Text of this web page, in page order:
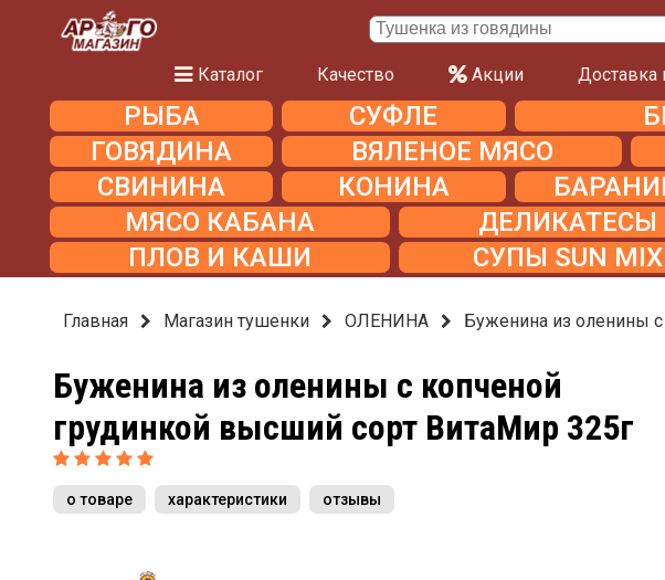
Каталог Качество Акции Доставка
РЫБА СУФЛЕ
ГОВЯДИНА
ВЯЛЕНОЕ МЯСО
СВИНИНА
КОНИНА
МЯСО КАБАНА
ДЕЛИКАТЕСЫ
ПЛОВ И КАШИ
СУПЫ SUN MIX
Главная Магазин тушенки ОЛЕНИНА Буженина из оленины
Буженина из оленины с копченой
грудинкой высший сорт ВитаМир 325г
о товаре характеристики отзывы